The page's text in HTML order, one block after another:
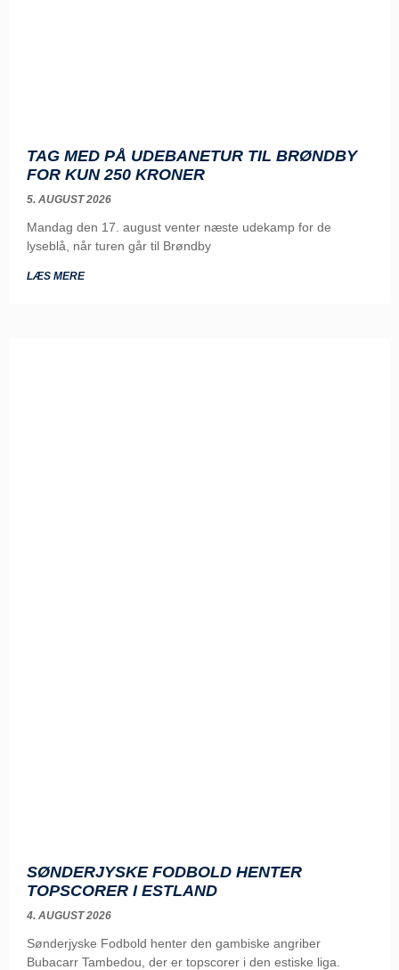
TAG MED PÅ UDEBANETUR TIL BRØNDBY
FOR KUN 250 KRONER
5. AUGUST 2026
Mandag den 17. august venter næste udekamp for de
lyseblå, når turen går til Brøndby
LÆS MERE
SØNDERJYSKE FODBOLD HENTER
TOPSCORER I ESTLAND
4. AUGUST 2026
Sønderjyske Fodbold henter den gambiske angriber
Bubacarr Tambedou, der er topscorer i den estiske liga.